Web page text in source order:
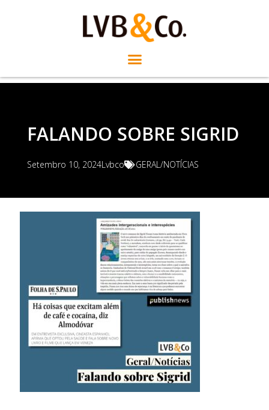
FALANDO SOBRE SIGRID
Setembro 10, 2024Lvbco GERAL/NOTÍCIAS